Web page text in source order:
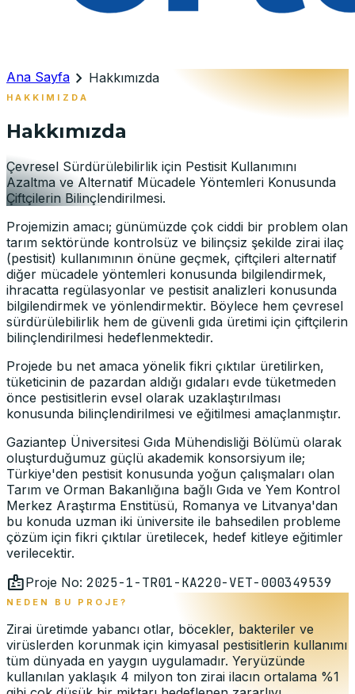
Ana Sayfa chevron_right Hakkımızda
HAKKIMIZDA
Hakkımızda
Çevresel Sürdürülebilirlik için Pestisit Kullanımını
Azaltma ve Alternatif Mücadele Yöntemleri Konusunda
Çiftçilerin Bilinçlendirilmesi.
Projemizin amacı; günümüzde çok ciddi bir problem olan
tarım sektöründe kontrolsüz ve bilinçsiz şekilde zirai ilaç
(pestisit) kullanımının önüne geçmek, çiftçileri alternatif
diğer mücadele yöntemleri konusunda bilgilendirmek,
ihracatta regülasyonlar ve pestisit analizleri konusunda
bilgilendirmek ve yönlendirmektir. Böylece hem çevresel
sürdürülebilirlik hem de güvenli gıda üretimi için çiftçilerin
bilinçlendirilmesi hedeflenmektedir.
Projede bu net amaca yönelik fikri çıktılar üretilirken,
tüketicinin de pazardan aldığı gıdaları evde tüketmeden
önce pestisitlerin evsel olarak uzaklaştırılması
konusunda bilinçlendirilmesi ve eğitilmesi amaçlanmıştır.
Gaziantep Üniversitesi Gıda Mühendisliği Bölümü olarak
oluşturduğumuz güçlü akademik konsorsiyum ile;
Türkiye'den pestisit konusunda yoğun çalışmaları olan
Tarım ve Orman Bakanlığına bağlı Gıda ve Yem Kontrol
Merkez Araştırma Enstitüsü, Romanya ve Litvanya'dan
bu konuda uzman iki üniversite ile bahsedilen probleme
çözüm için fikri çıktılar üretilecek, hedef kitleye eğitimler
verilecektir.
badgeProje No: 2025-1-TR01-KA220-VET-000349539
NEDEN BU PROJE?
Zirai üretimde yabancı otlar, böcekler, bakteriler ve
virüslerden korunmak için kimyasal pestisitlerin kullanımı
tüm dünyada en yaygın uygulamadır. Yeryüzünde
kullanılan yaklaşık 4 milyon ton zirai ilacın ortalama %1